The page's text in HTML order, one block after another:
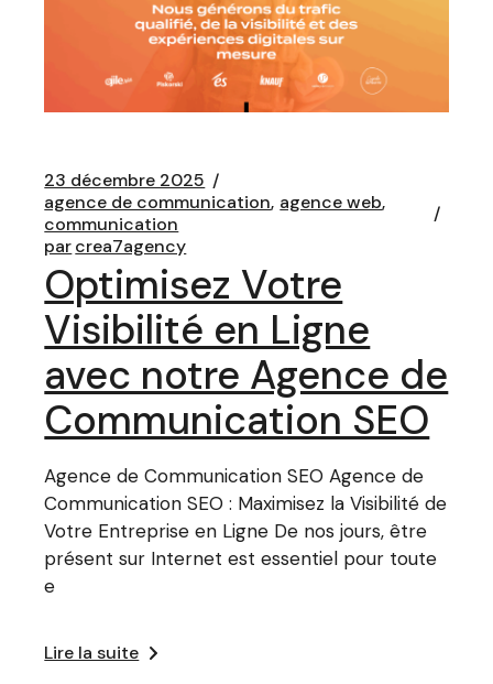
23 décembre 2025
agence de communication agence web
communication
parcrea7agency
Optimisez Votre
Visibilité en Ligne
avec notre Agence de
Communication SEO
Agence de Communication SEO Agence de
Communication SEO : Maximisez la Visibilité de
Votre Entreprise en Ligne De nos jours, être
présent sur Internet est essentiel pour toute
e
Lire la suite